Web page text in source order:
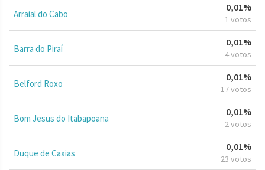
Arraial do Cabo
0,01%
1 votos
Barra do Piraí
0,01%
4 votos
Belford Roxo
0,01%
17 votos
Bom Jesus do Itabapoana
0,01%
2 votos
Duque de Caxias
0,01%
23 votos